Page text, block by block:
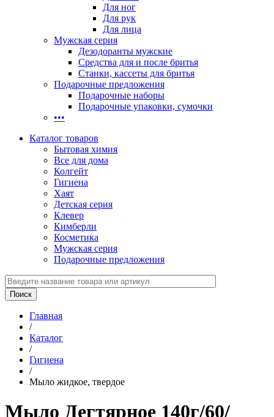
Для ног
Для рук
Для лица
Мужская серия
Дезодоранты мужские
Средства для и после бритья
Станки, кассеты для бритья
Подарочные предложения
Подарочные наборы
Подарочные упаковки, сумочки
•••
Каталог товаров
Бытовая химия
Все для дома
Колгейт
Гигиена
Хаят
Детская серия
Клевер
Кимберли
Косметика
Мужская серия
Подарочные предложения
Главная
/
Каталог
/
Гигиена
/
Мыло жидкое, твердое
Мыло Дегтярное 140г/60/